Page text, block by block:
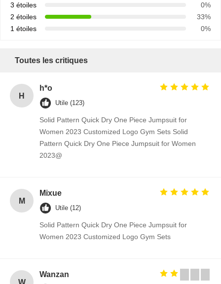
3 étoiles
0%
2 étoiles
33%
1 étoiles
0%
Toutes les critiques
H
h*o
Utile (123)
Solid Pattern Quick Dry One Piece Jumpsuit for
Women 2023 Customized Logo Gym Sets Solid
Pattern Quick Dry One Piece Jumpsuit for Women
2023@
M
Mixue
Utile (12)
Solid Pattern Quick Dry One Piece Jumpsuit for
Women 2023 Customized Logo Gym Sets
W
Wanzan